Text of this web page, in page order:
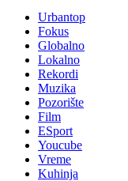
Urbantop
Fokus
Globalno
Lokalno
Rekordi
Muzika
Pozorište
Film
ESport
Youcube
Vreme
Kuhinja